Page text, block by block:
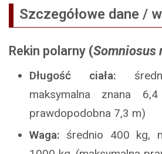
Szczegółowe dane /
Rekin polarny (Somniosus
Długość ciała:
maksymalna znana
prawdopodobna 7,3 m)
Waga: średnio 400 kg,